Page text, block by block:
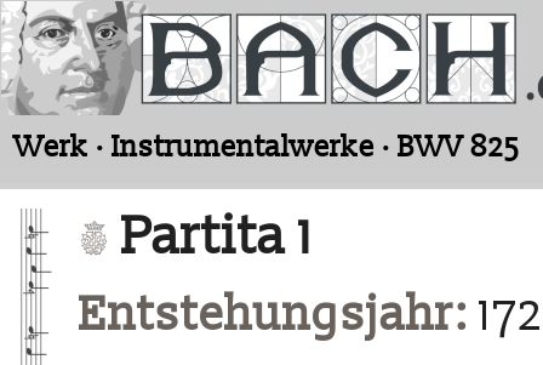
Werk · Instrumentalwerke · BWV 825
Partita 1
Entstehungsjahr: